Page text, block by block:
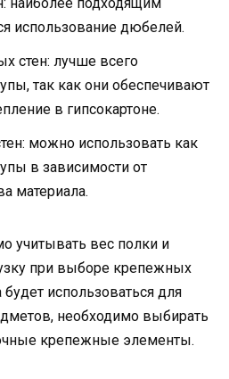
использование дюбелей.
стен: лучше всего
так как они обеспечивают
в гипсокартоне.
можно использовать как
в зависимости от
материала.
учитывать вес полки и
при выборе крепежных
использоваться для
необходимо выбирать
крепежные элементы.